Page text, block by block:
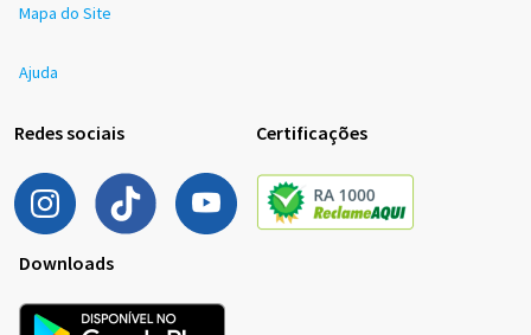
Mapa do Site
Ajuda
Redes sociais Certificações
Downloads